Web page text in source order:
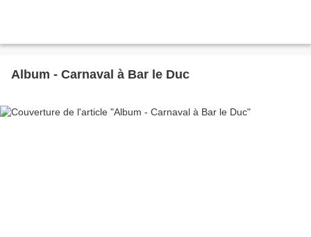
Album - Carnaval à Bar le Duc